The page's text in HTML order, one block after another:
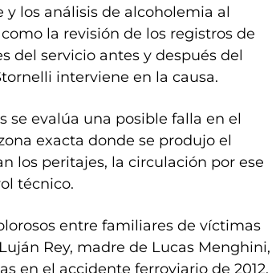
los análisis de alcoholemia al
la revisión de los registros de
del servicio antes y después del
interviene en la causa.
se evalúa una posible falla en el
exacta donde se produjo el
los peritajes, la circulación por ese
técnico.
entre familiares de víctimas
Rey, madre de Lucas Menghini,
en el accidente ferroviario de 2012,